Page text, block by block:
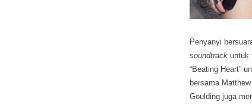
Penyanyi
soundtrack untuk
“Beating Heart”
bersama
Goulding juga